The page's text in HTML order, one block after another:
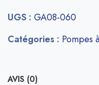
UGS : GA08-060
Catégories : Pompes
AVIS (0)